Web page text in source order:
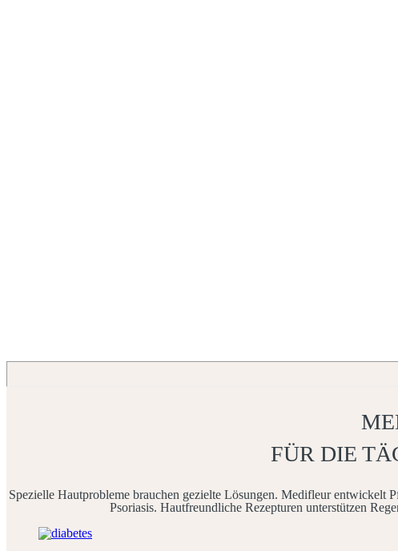
FÜR DIE
Spezielle Hautprobleme brauchen gezielte Lösungen. Medifleur entwickelt
Psoriasis. Hautfreundliche Rezepturen unterstützen